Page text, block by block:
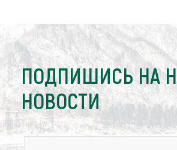
ПОДПИШИСЬ НА
НОВОСТИ